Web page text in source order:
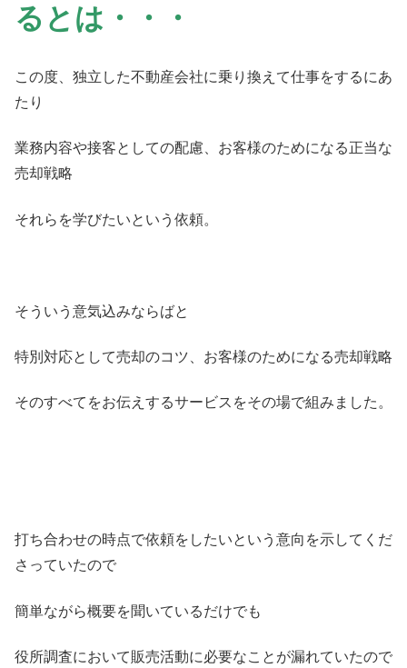
るとは・・・
この度、独立した不動産会社に乗り換えて仕事をするにあ
たり
業務内容や接客としての配慮、お客様のためになる正当な
売却戦略
それらを学びたいという依頼。
そういう意気込みならばと
特別対応として売却のコツ、お客様のためになる売却戦略
そのすべてをお伝えするサービスをその場で組みました。
打ち合わせの時点で依頼をしたいという意向を示してくだ
さっていたので
簡単ながら概要を聞いているだけでも
役所調査において販売活動に必要なことが漏れていたので